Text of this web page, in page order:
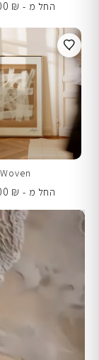
החל מ - ₪
Woven
החל מ - ₪